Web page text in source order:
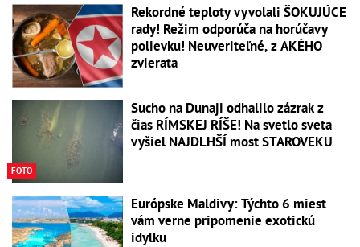
Rekordné teploty vyvolali ŠOKUJÚCE
rady! Režim odporúča na horúčavy
polievku! Neuveriteľné, z AKÉHO
zvierata
FOTO
Sucho na Dunaji odhalilo zázrak z
čias RÍMSKEJ RÍŠE! Na svetlo sveta
vyšiel NAJDLHŠÍ most STAROVEKU
Európske Maldivy: Týchto 6 miest
vám verne pripomenie exotickú
idylku